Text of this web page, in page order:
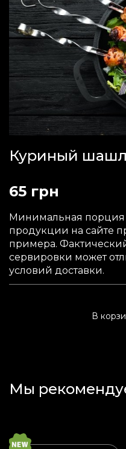
Куриный
65 грн
Минимальная порция
продукции на сайте
примера.
сервировки может
условий доставки.
В
Мы